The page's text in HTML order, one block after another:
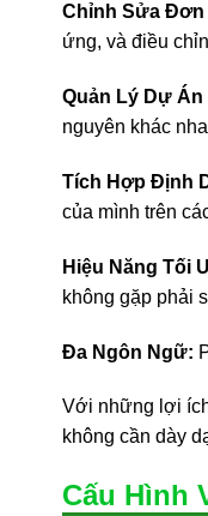
Chỉnh Sửa Đơn
ứng, và điều
Quản Lý Dự Án
nguyên khác
Tích Hợp Định
của mình trên
Hiệu Năng Tối
không gặp phải
Đa Ngôn Ngữ:
Với những lợi
không cần dày
Cấu Hình